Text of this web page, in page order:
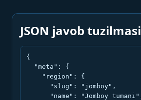
JSON javob tuzilmasi
{
  "meta": {
    "region": {
      "slug": "jomboy",
"name": "Jomboy